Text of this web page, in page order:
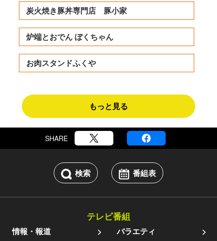
炭火焼き豚丼専門店 豚小家
炉端とおでん ぼくちゃん
お肉スタンドふくや
もっと見る
SHARE
検索 番組表
テレビ番組
情報・報道
バラエティ